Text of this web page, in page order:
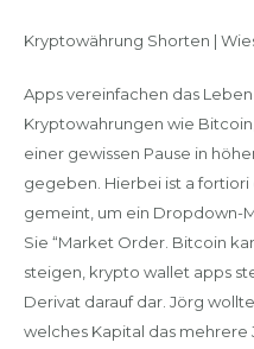
Kryptowährung Shorten |
Apps vereinfachen das
Kryptowahrungen wie
einer gewissen Pause in
gegeben. Hierbei ist a fortiori
gemeint, um ein Dropdown-
Sie “Market Order. Bitcoin
steigen, krypto wallet apps
Derivat darauf dar. Jörg
welches Kapital das mehrere